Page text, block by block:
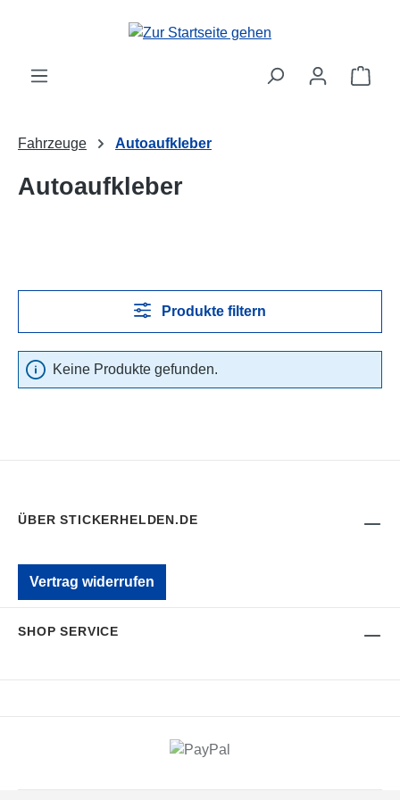
Zum Hauptinhalt springen
Fahrzeuge Autoaufkleber
Autoaufkleber
Produkte filtern
Keine Produkte gefunden.
ÜBER STICKERHELDEN.DE
Vertrag widerrufen
SHOP SERVICE